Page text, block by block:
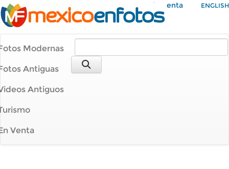
Mi Cuenta ENGLISH
Modernas
Antiguas
Antiguos
Venta